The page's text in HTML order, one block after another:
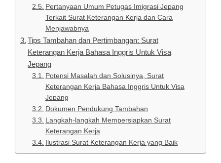
Pertanyaan Umum Petugas Imigrasi Jepang
Terkait Surat Keterangan Kerja dan Cara
Menjawabnya
Tips Tambahan dan Pertimbangan: Surat
Keterangan Kerja Bahasa Inggris Untuk Visa
Jepang
Potensi Masalah dan Solusinya, Surat
Keterangan Kerja Bahasa Inggris Untuk Visa
Jepang
Dokumen Pendukung Tambahan
Langkah-langkah Mempersiapkan Surat
Keterangan Kerja
Ilustrasi Surat Keterangan Kerja yang Baik